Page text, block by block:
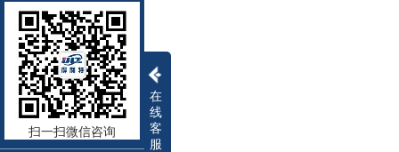
在
线
客
服
扫一扫微信咨询